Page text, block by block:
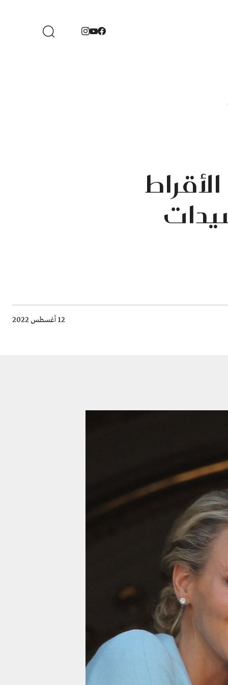
12 أغسطس 2022